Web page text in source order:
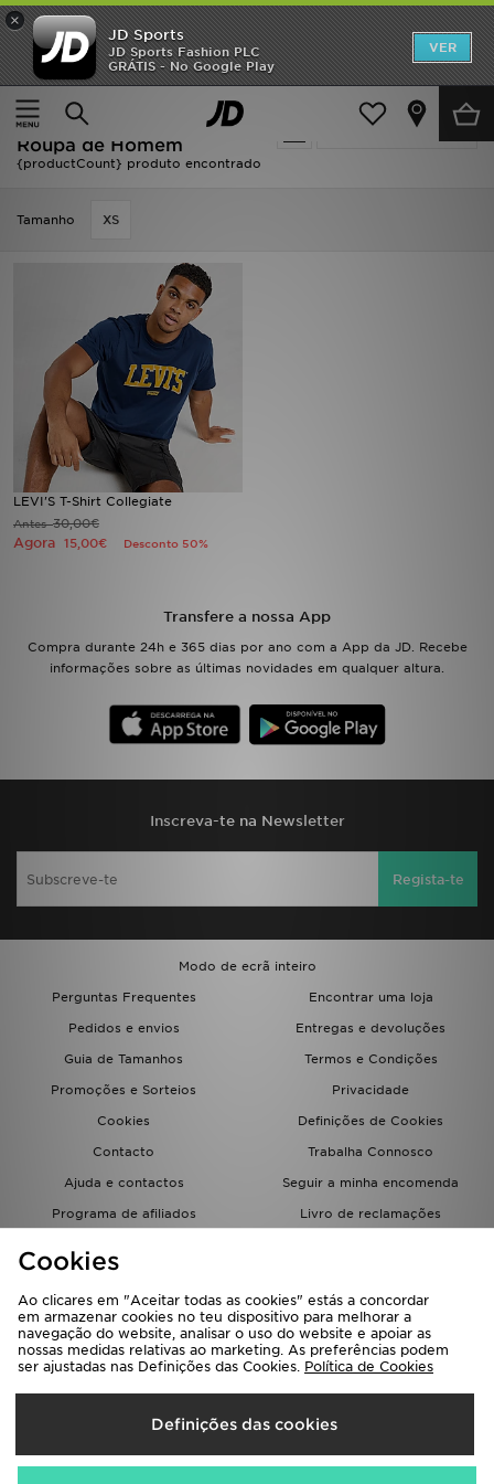
×
JD Sports
JD Sports Fashion PLC
GRÁTIS - No Google Play
VER
Página principal
Homem Roupa de Homem
Actualizar a pesquisa
Oferta | Homem - LEVI'S
Roupa de Homem
{productCount} produto encontrado
Tamanho XS
LEVI'S T-Shirt Collegiate
Antes30,00€
Agora 15,00€ Desconto 50%
Transfere a nossa App
Compra durante 24h e 365 dias por ano com a App da JD. Recebe
informações sobre as últimas novidades em qualquer altura.
Inscreva-te na Newsletter
Regista-te
Modo de ecrã inteiro
Perguntas Frequentes
Encontrar uma loja
Pedidos e envios
Entregas e devoluções
Guia de Tamanhos
Termos e Condições
Promoções e Sorteios
Privacidade
Cookies
Definições de Cookies
Contacto
Trabalha Connosco
Ajuda e contactos
Seguir a minha encomenda
Programa de afiliados
Livro de reclamações
Seleciona O País
Portugal
INÍCIO
Promoções
NOVIDADES
ESTILO
DESPORTO
FUTEBOL JD
VER MARCAS
LOCALIZADOR DE LOJAS
MY JD
SUBSCREVE
ATENÇÃO AO CLIENTE
FAQs
Cookies
Ao clicares em "Aceitar todas as cookies" estás a concordar
em armazenar cookies no teu dispositivo para melhorar a
navegação do website, analisar o uso do website e apoiar as
nossas medidas relativas ao marketing. As preferências podem
ser ajustadas nas Definições das Cookies. Política de Cookies
Definições das cookies